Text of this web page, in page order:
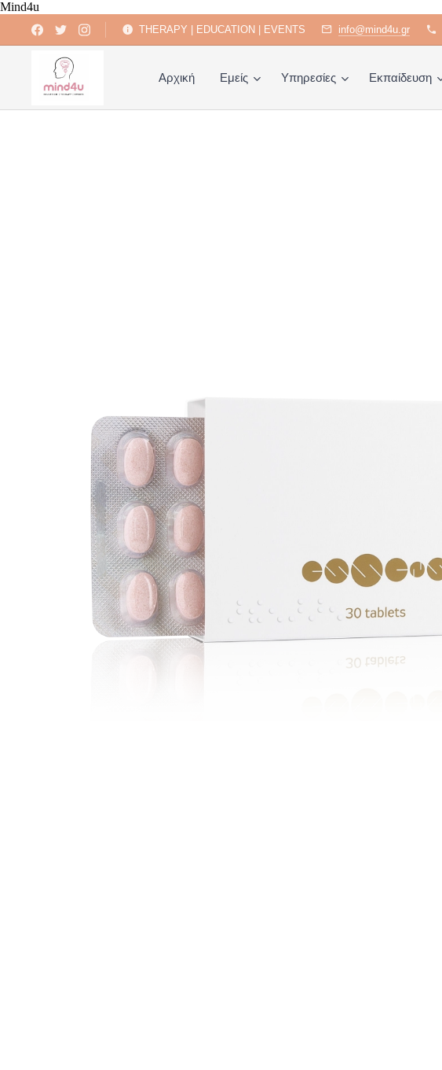
Mind4u
THERAPY | EDUCATION | EVENTS info@mind4u.gr
Αρχική Εμείς Υπηρεσίες Εκπαίδευση